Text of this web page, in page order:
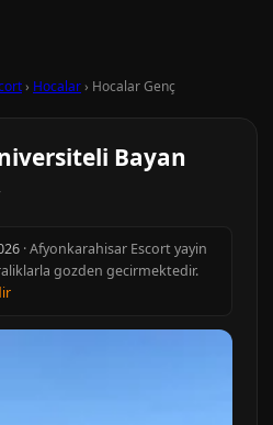
› Hocalar› Hocalar Genç
Bayan
· Afyonkarahisar Escort yayin
gozden gecirmektedir.